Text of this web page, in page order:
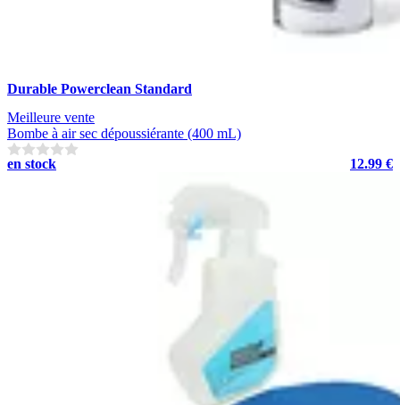
Durable Powerclean Standard
Meilleure vente
Bombe à air sec dépoussiérante (400 mL)
en stock
12.99 €